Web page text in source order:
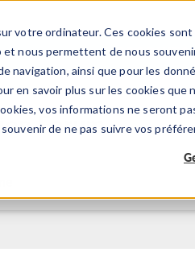
votre ordinateur. Ces cookies
nous permettent de nous
navigation, ainsi que pour les
en savoir plus sur les cookies
vos informations ne seront
de ne pas suivre vos
PRODUITS
Forum